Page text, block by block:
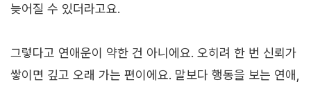
늦어질 수 있더라고요.
그렇다고 연애운이 약한 건 아니에요. 오히려 한 번 신뢰가
쌓이면 깊고 오래 가는 편이에요. 말보다 행동을 보는 연애,